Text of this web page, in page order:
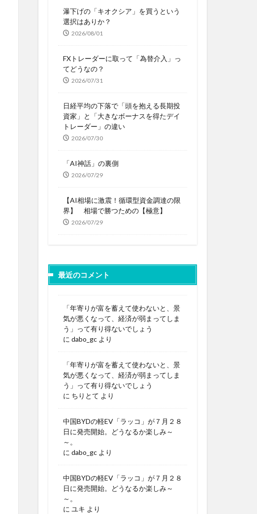
瀑下げの「キオクシア」を買うという
選択はありか？
2026/08/01
FXトレーダーに取って「為替介入」っ
てどうなの？
2026/07/31
日経平均の下落で「頭を抱える長期投
資家」と「大きなボーナスを得たデイ
トレーダー」の違い
2026/07/30
「AI神話」の裏側
2026/07/29
【AI相場に激震！循環型資金調達の限
界】 相場で勝つための【極意】
2026/07/29
最近のコメント
「年寄りが富を蓄えて使わないと、景
気が悪くなって、経済が弱まってしま
う」って有り得ないでしょう
に dabo_gc より
「年寄りが富を蓄えて使わないと、景
気が悪くなって、経済が弱まってしま
う」って有り得ないでしょう
に ちりとて より
中国BYDの軽EV「ラッコ」が７月２８
日に発売開始。どうなるか楽しみ～
～。
に dabo_gc より
中国BYDの軽EV「ラッコ」が７月２８
日に発売開始。どうなるか楽しみ～
～。
に ユキ より